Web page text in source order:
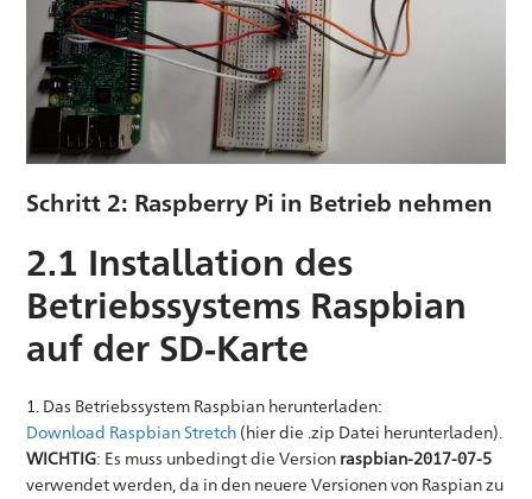
Schritt 2: Raspberry Pi in Betrieb nehmen
2.1 Installation des
Betriebssystems Raspbian
auf der SD-Karte
1. Das Betriebssystem Raspbian herunterladen:
Download Raspbian Stretch (hier die .zip Datei herunterladen).
WICHTIG: Es muss unbedingt die Version raspbian-2017-07-5
verwendet werden, da in den neuere Versionen von Raspian zu